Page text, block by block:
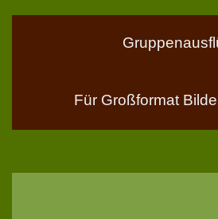
Für Großformat